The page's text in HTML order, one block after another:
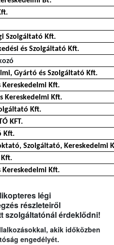
Szolgáltató Kft.
és Szolgáltató Kft.
Gyártó és Szolgáltató Kft.
Kereskedelmi Kft.
Kereskedelmi Kft.
Kft.
KFT.
Kft.
Szolgáltató, Kereskedelmi
Kereskedelmi Kft.
légi
részleteiről
szolgáltatónál érdeklődni!
akik időközben
engedélyét.